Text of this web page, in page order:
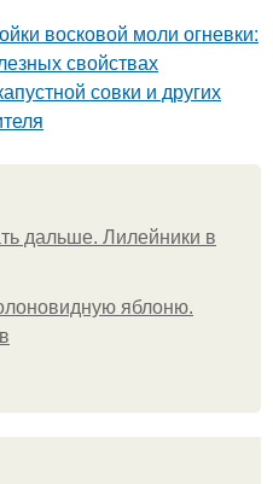
восковой моли огневки:
свойствах
совки и других
дальше. Лилейники в
яблоню.